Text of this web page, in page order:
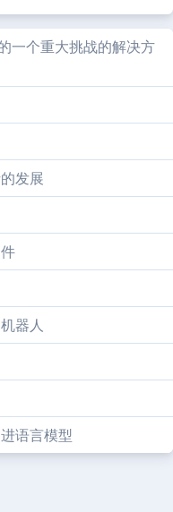
一个重大挑战的解决方
发展
器人
语言模型